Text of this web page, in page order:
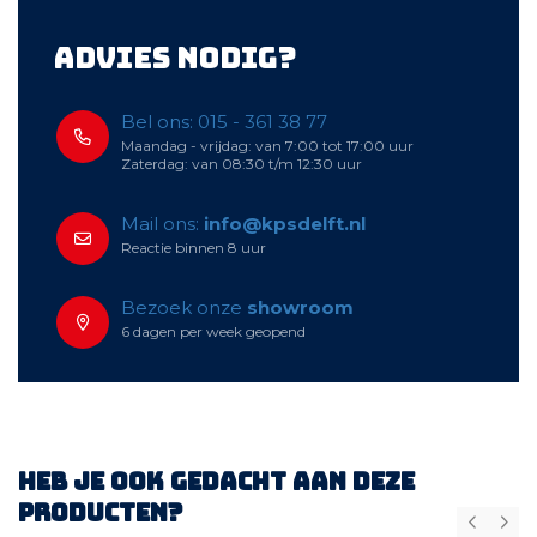
Advies nodig?
Bel ons: 015 - 361 38 77
Maandag - vrijdag: van 7:00 tot 17:00 uur
Zaterdag: van 08:30 t/m 12:30 uur
Mail ons: info@kpsdelft.nl
Reactie binnen 8 uur
Bezoek onze showroom
6 dagen per week geopend
Heb je ook gedacht aan deze
producten?